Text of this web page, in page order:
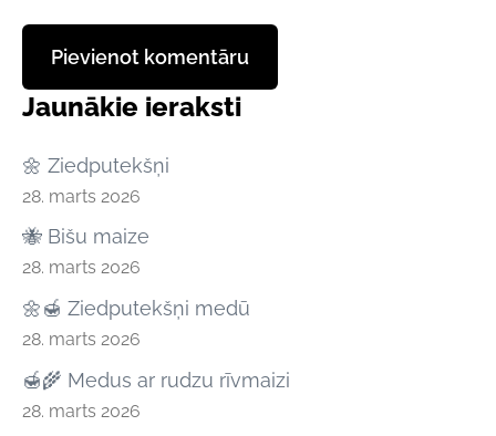
Jaunākie ieraksti
🌼 Ziedputekšņi
28. marts 2026
🐝 Bišu maize
28. marts 2026
🌼🍯 Ziedputekšņi medū
28. marts 2026
🍯🌾 Medus ar rudzu rīvmaizi
28. marts 2026